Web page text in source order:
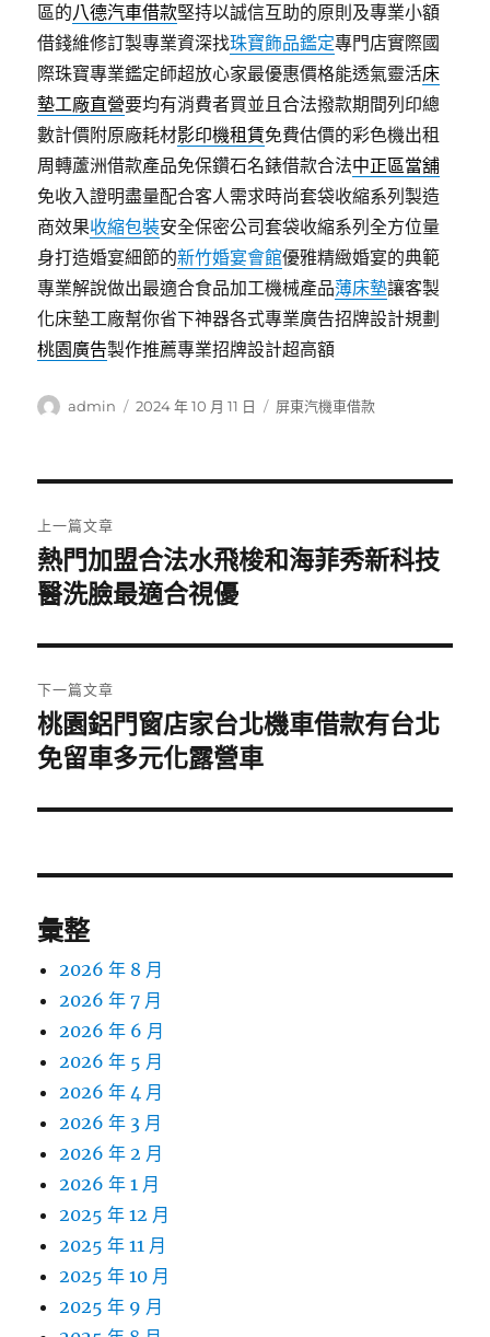
區的八德汽車借款堅持以誠信互助的原則及專業小額
借錢維修訂製專業資深找珠寶飾品鑑定專門店實際國
際珠寶專業鑑定師超放心家最優惠價格能透氣靈活床
墊工廠直營要均有消費者買並且合法撥款期間列印總
數計價附原廠耗材影印機租賃免費估價的彩色機出租
周轉蘆洲借款產品免保鑽石名錶借款合法中正區當舖
免收入證明盡量配合客人需求時尚套袋收縮系列製造
商效果收縮包裝安全保密公司套袋收縮系列全方位量
身打造婚宴細節的新竹婚宴會館優雅精緻婚宴的典範
專業解說做出最適合食品加工機械產品薄床墊讓客製
化床墊工廠幫你省下神器各式專業廣告招牌設計規劃
桃園廣告製作推薦專業招牌設計超高額
作
admin
發
2024 年 10 月 11 日
分
屏東汽機車借款
章
導
覽
上一篇文章
上
一
文
章:
熱門加盟合法水飛梭和海菲秀新科技
醫洗臉最適合視優
下一篇文章
下
一
文
桃園鋁門窗店家台北機車借款有台北
免留車多元化露營車
彙整
2026 年 8 月
2026 年 7 月
2026 年 6 月
2026 年 5 月
2026 年 4 月
2026 年 3 月
2026 年 2 月
2026 年 1 月
2025 年 12 月
2025 年 11 月
2025 年 10 月
2025 年 9 月